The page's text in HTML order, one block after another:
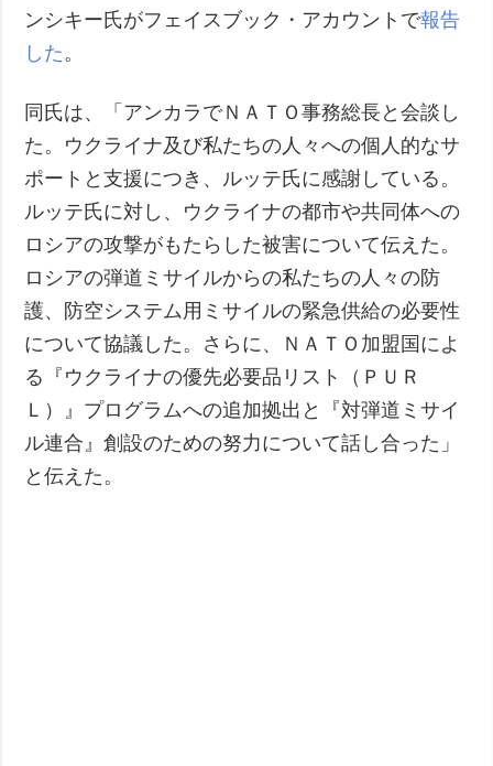
ンシキー氏がフェイスブック・アカウントで報告
した。
同氏は、「アンカラでＮＡＴＯ事務総長と会談し
た。ウクライナ及び私たちの人々への個人的なサ
ポートと支援につき、ルッテ氏に感謝している。
ルッテ氏に対し、ウクライナの都市や共同体への
ロシアの攻撃がもたらした被害について伝えた。
ロシアの弾道ミサイルからの私たちの人々の防
護、防空システム用ミサイルの緊急供給の必要性
について協議した。さらに、ＮＡＴＯ加盟国によ
る『ウクライナの優先必要品リスト（ＰＵＲ
Ｌ）』プログラムへの追加拠出と『対弾道ミサイ
ル連合』創設のための努力について話し合った」
と伝えた。